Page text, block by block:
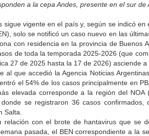
a la cepa Andes, presente en el sur de
sigue vigente en el país y, según se indicó en
solo se notificó un caso nuevo en las
con residencia en la provincia de Buenos
de toda la temporada 2025-2026 (que
27 de 2025 hasta la 17 de 2026) asciende a
al que accedió la Agencia Noticias
el 54% de los casos principalmente en
elevada corresponde a la región del NOA
donde se registraron 36 casos
Salta.
relación con el brote de hantavirus que se
pasada, el BEN correspondiente a la